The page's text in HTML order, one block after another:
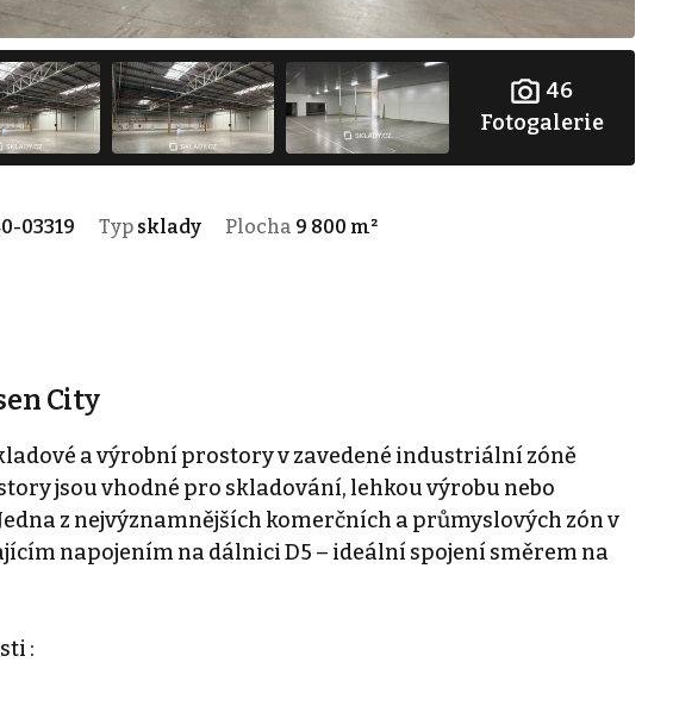
46
Fotogalerie
03319 Typ sklady Plocha 9 800 m²
City
a výrobní prostory v zavedené industriální zóně
jsou vhodné pro skladování, lehkou výrobu nebo
z nejvýznamnějších komerčních a průmyslových zón v
napojením na dálnici D5 – ideální spojení směrem na
: